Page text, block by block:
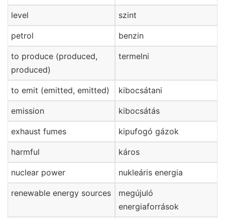
level szint
petrol benzin
to produce (produced,
produced)
termelni
to emit (emitted, emitted) kibocsátani
emission kibocsátás
exhaust fumes kipufogó gázok
harmful káros
nuclear power nukleáris energia
renewable energy sources
megújuló
energiaforrások